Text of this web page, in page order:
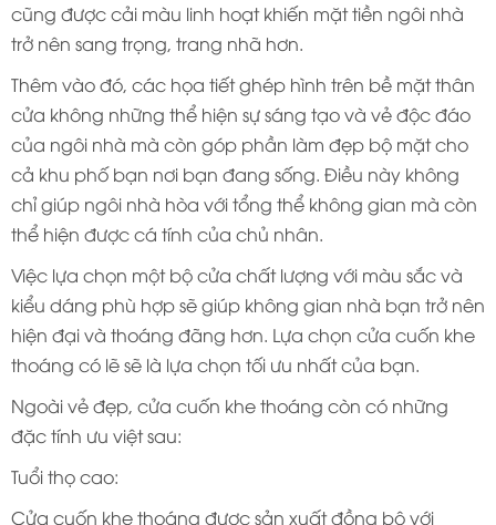
cũng được cải màu linh hoạt khiến mặt tiền ngôi nhà
trở nên sang trọng, trang nhã hơn.
Thêm vào đó, các họa tiết ghép hình trên bề mặt thân
cửa không những thể hiện sự sáng tạo và vẻ độc đáo
của ngôi nhà mà còn góp phần làm đẹp bộ mặt cho
cả khu phố bạn nơi bạn đang sống. Điều này không
chỉ giúp ngôi nhà hòa với tổng thể không gian mà còn
thể hiện được cá tính của chủ nhân.
Việc lựa chọn một bộ cửa chất lượng với màu sắc và
kiểu dáng phù hợp sẽ giúp không gian nhà bạn trở nên
hiện đại và thoáng đãng hơn. Lựa chọn cửa cuốn khe
thoáng có lẽ sẽ là lựa chọn tối ưu nhất của bạn.
Ngoài vẻ đẹp, cửa cuốn khe thoáng còn có những
đặc tính ưu việt sau:
Tuổi thọ cao:
Cửa cuốn khe thoáng được sản xuất đồng bộ với